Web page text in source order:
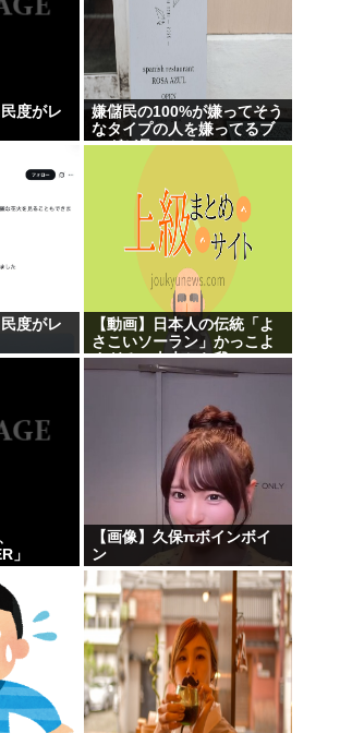
度がレ
嫌儲民の100%が嫌ってそう
なタイプの人を嫌ってるブ
ログが見つかる
度がレ
【動画】日本人の伝統「よ
さこいソーラン」かっこよ
すぎる。古来から我々の
DNAに刻まれた踊り
」
」の
【画像】久保πボインボイ
ン